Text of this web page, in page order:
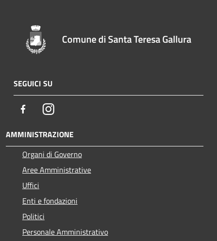
Comune di Santa Teresa Gallura
SEGUICI SU
FacebookInstagram
AMMINISTRAZIONE
Organi di Governo
Aree Amministrative
Uffici
Enti e fondazioni
Politici
Personale Amministrativo